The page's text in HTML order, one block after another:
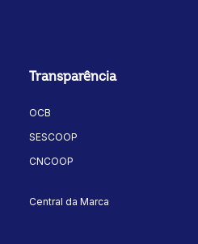
Transparência
OCB
SESCOOP
CNCOOP
Central da Marca